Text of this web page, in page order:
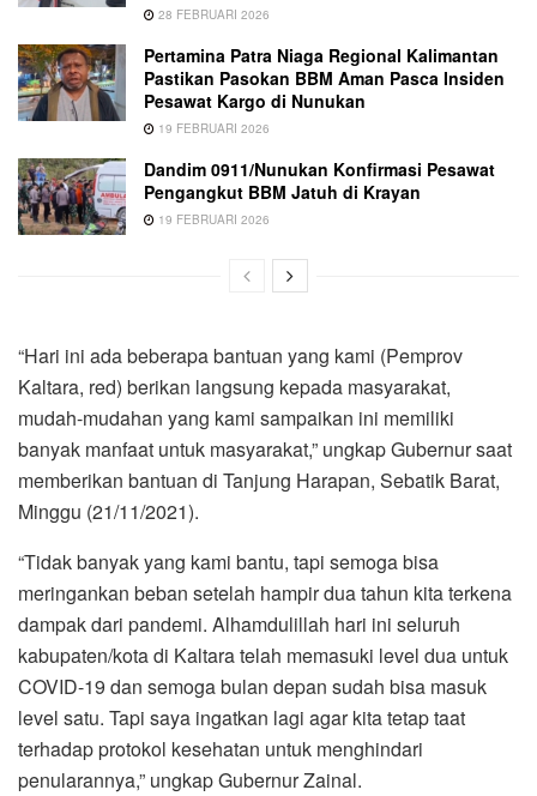
28 FEBRUARI 2026
Pertamina Patra Niaga Regional Kalimantan
Pastikan Pasokan BBM Aman Pasca Insiden
Pesawat Kargo di Nunukan
19 FEBRUARI 2026
Dandim 0911/Nunukan Konfirmasi Pesawat
Pengangkut BBM Jatuh di Krayan
19 FEBRUARI 2026
“Hari ini ada beberapa bantuan yang kami (Pemprov
Kaltara, red) berikan langsung kepada masyarakat,
mudah-mudahan yang kami sampaikan ini memiliki
banyak manfaat untuk masyarakat,” ungkap Gubernur saat
memberikan bantuan di Tanjung Harapan, Sebatik Barat,
Minggu (21/11/2021).
“Tidak banyak yang kami bantu, tapi semoga bisa
meringankan beban setelah hampir dua tahun kita terkena
dampak dari pandemi. Alhamdulillah hari ini seluruh
kabupaten/kota di Kaltara telah memasuki level dua untuk
COVID-19 dan semoga bulan depan sudah bisa masuk
level satu. Tapi saya ingatkan lagi agar kita tetap taat
terhadap protokol kesehatan untuk menghindari
penularannya,” ungkap Gubernur Zainal.